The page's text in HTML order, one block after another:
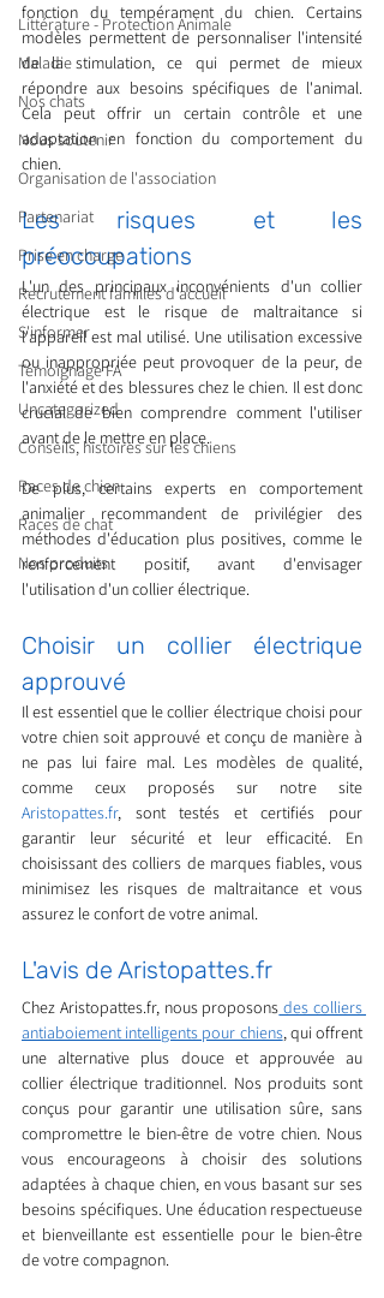
Littérature - Protection Animale
Maladie
Nos chats
Nous soutenir
Organisation de l'association
Partenariat
Prise en charge
Recrutement familles d'accueil
S'informer
Témoignage FA
Uncategorized
Conseils, histoires sur les chiens
Races de chien
Races de chat
Nos produits
fonction du tempérament du chien. Certains
modèles permettent de personnaliser l'intensité
de la stimulation, ce qui permet de mieux
répondre aux besoins spécifiques de l'animal.
Cela peut offrir un certain contrôle et une
adaptation en fonction du comportement du
chien.
Les risques et les
préoccupations
L'un des principaux inconvénients d'un collier
électrique est le risque de maltraitance si
l'appareil est mal utilisé. Une utilisation excessive
ou inappropriée peut provoquer de la peur, de
l'anxiété et des blessures chez le chien. Il est donc
crucial de bien comprendre comment l'utiliser
avant de le mettre en place.
De plus, certains experts en comportement
animalier recommandent de privilégier des
méthodes d'éducation plus positives, comme le
renforcement positif, avant d'envisager
l'utilisation d'un collier électrique.
Choisir un collier électrique
approuvé
Il est essentiel que le collier électrique choisi pour
votre chien soit approuvé et conçu de manière à
ne pas lui faire mal. Les modèles de qualité,
Aristopattes.fr, sont testés et certifiés pour
garantir leur sécurité et leur efficacité. En
choisissant des colliers de marques fiables, vous
minimisez les risques de maltraitance et vous
assurez le confort de votre animal.
L'avis de Aristopattes.fr
Chez Aristopattes.fr, nous proposons des colliers
antiaboiement intelligents pour chiens, qui offrent
une alternative plus douce et approuvée au
collier électrique traditionnel. Nos produits sont
conçus pour garantir une utilisation sûre, sans
compromettre le bien-être de votre chien. Nous
vous encourageons à choisir des solutions
adaptées à chaque chien, en vous basant sur ses
besoins spécifiques. Une éducation respectueuse
et bienveillante est essentielle pour le bien-être
de votre compagnon.